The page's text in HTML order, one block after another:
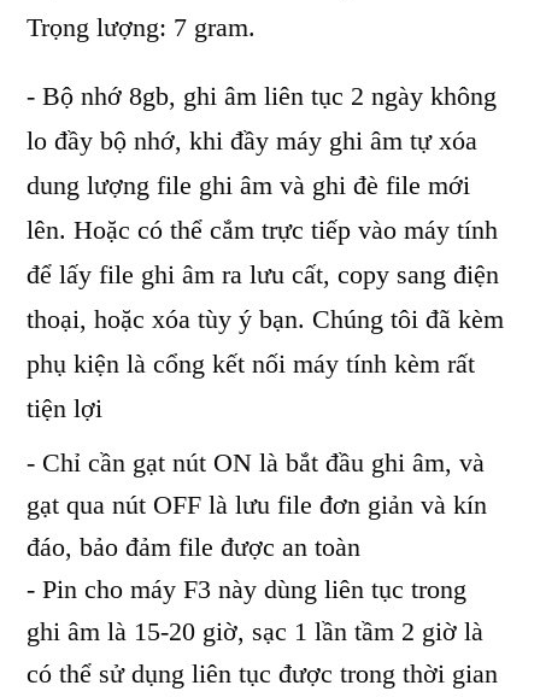
Trọng lượng: 7 gram.
- Bộ nhớ 8gb, ghi âm liên tục 2 ngày không
lo đầy bộ nhớ, khi đầy máy ghi âm tự xóa
dung lượng file ghi âm và ghi đè file mới
lên. Hoặc có thể cắm trực tiếp vào máy tính
để lấy file ghi âm ra lưu cất, copy sang điện
thoại, hoặc xóa tùy ý bạn. Chúng tôi đã kèm
phụ kiện là cổng kết nối máy tính kèm rất
tiện lợi
- Chỉ cần gạt nút ON là bắt đầu ghi âm, và
gạt qua nút OFF là lưu file đơn giản và kín
đáo, bảo đảm file được an toàn
- Pin cho máy F3 này dùng liên tục trong
ghi âm là 15-20 giờ, sạc 1 lần tầm 2 giờ là
có thể sử dụng liên tục được trong thời gian